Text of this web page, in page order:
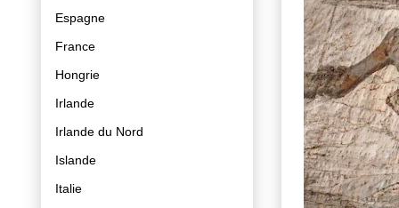
Espagne
France
Hongrie
Irlande
Irlande du Nord
Islande
Italie